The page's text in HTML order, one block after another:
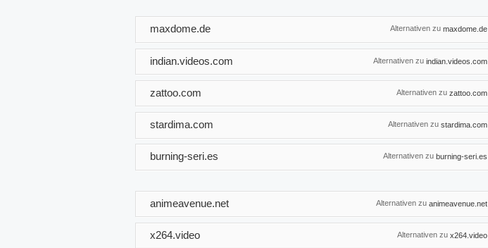
Alternativen zu maxdome.de
maxdome.de
Alternativen zu indian.videos.com
indian.videos.com
Alternativen zu zattoo.com
zattoo.com
Alternativen zu stardima.com
stardima.com
Alternativen zu burning-seri.es
burning-seri.es
Alternativen zu animeavenue.net
animeavenue.net
Alternativen zu x264.video
x264.video